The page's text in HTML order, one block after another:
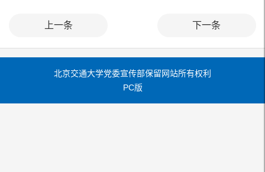
上一条 下一条
北京交通大学党委宣传部保留网站所有权利
PC版